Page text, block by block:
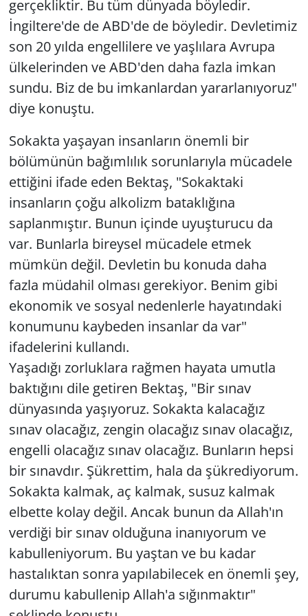
gerçekliktir. Bu tüm dünyada böyledir.
İngiltere'de de ABD'de de böyledir. Devletimiz
son 20 yılda engellilere ve yaşlılara Avrupa
ülkelerinden ve ABD'den daha fazla imkan
sundu. Biz de bu imkanlardan yararlanıyoruz"
diye konuştu.
Sokakta yaşayan insanların önemli bir
bölümünün bağımlılık sorunlarıyla mücadele
ettiğini ifade eden Bektaş, "Sokaktaki
insanların çoğu alkolizm bataklığına
saplanmıştır. Bunun içinde uyuşturucu da
var. Bunlarla bireysel mücadele etmek
mümkün değil. Devletin bu konuda daha
fazla müdahil olması gerekiyor. Benim gibi
ekonomik ve sosyal nedenlerle hayatındaki
konumunu kaybeden insanlar da var"
ifadelerini kullandı.
Yaşadığı zorluklara rağmen hayata umutla
baktığını dile getiren Bektaş, "Bir sınav
dünyasında yaşıyoruz. Sokakta kalacağız
sınav olacağız, zengin olacağız sınav olacağız,
engelli olacağız sınav olacağız. Bunların hepsi
bir sınavdır. Şükrettim, hala da şükrediyorum.
Sokakta kalmak, aç kalmak, susuz kalmak
elbette kolay değil. Ancak bunun da Allah'ın
verdiği bir sınav olduğuna inanıyorum ve
kabulleniyorum. Bu yaştan ve bu kadar
hastalıktan sonra yapılabilecek en önemli şey,
durumu kabullenip Allah'a sığınmaktır"